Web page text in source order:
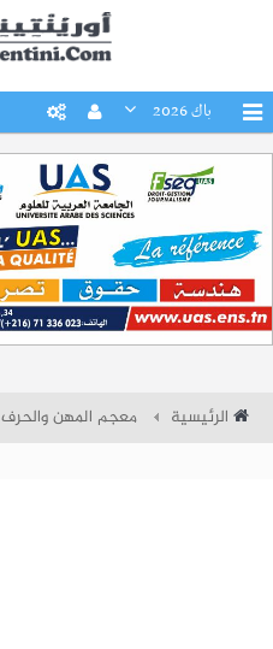
باك 2026
الرئيسية معجم المهن والحرف